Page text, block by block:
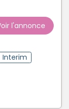
l'annonce
Interim